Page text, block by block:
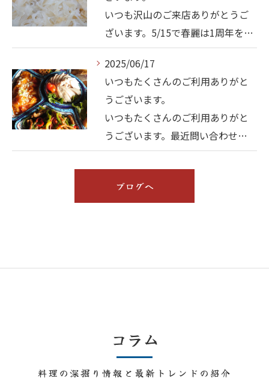
いつも沢山のご来店ありがとうご
ざいます。5/15で春麗は1周年を…
2025/06/17
いつもたくさんのご利用ありがと
うございます。
いつもたくさんのご利用ありがと
うございます。最近問い合わせ…
ブログへ
料理の深掘り情報と最新トレンドの紹介
コラム